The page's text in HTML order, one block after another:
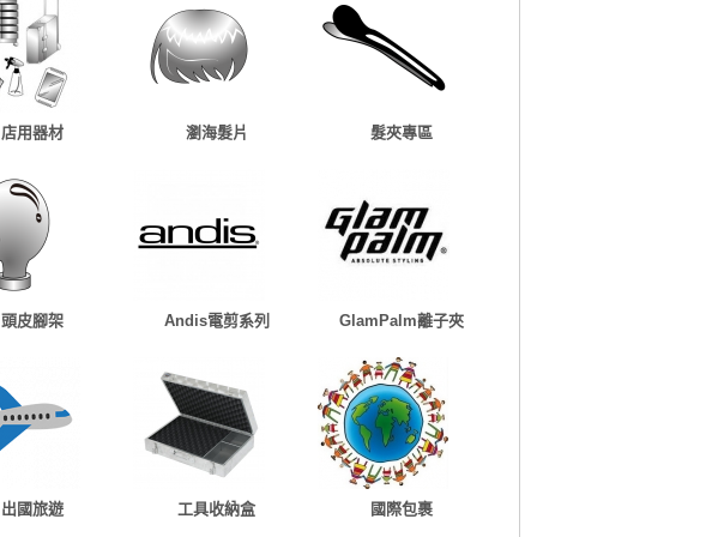
店用器材 瀏海髮片 髮夾專區
頭皮腳架 Andis電剪系列 GlamPalm離子夾
出國旅遊 工具收納盒 國際包裹